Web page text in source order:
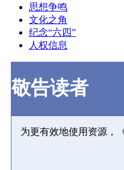
思想争鸣
文化之角
纪念“六四”
人权信息
敬告读者
为更有效地使用资源，